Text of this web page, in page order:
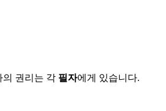
의 권리는 각 필자에게 있습니다.